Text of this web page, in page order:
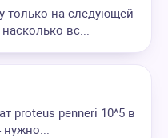
только на следующей
вс...
proteus penneri 10^5 в
нужно...